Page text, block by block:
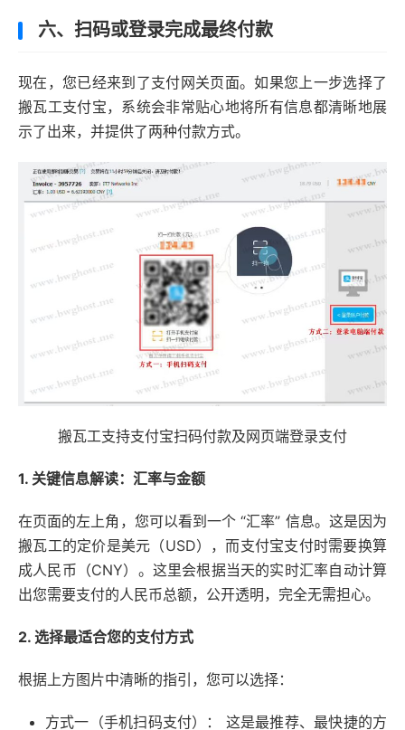
六、扫码或登录完成最终付款
现在，您已经来到了支付网关页面。如果您上一步选择了
搬瓦工支付宝，系统会非常贴心地将所有信息都清晰地展
示了出来，并提供了两种付款方式。
搬瓦工支持支付宝扫码付款及网页端登录支付
1. 关键信息解读：汇率与金额
在页面的左上角，您可以看到一个 “汇率” 信息。这是因为
搬瓦工的定价是美元（USD），而支付宝支付时需要换算
成人民币（CNY）。这里会根据当天的实时汇率自动计算
出您需要支付的人民币总额，公开透明，完全无需担心。
2. 选择最适合您的支付方式
根据上方图片中清晰的指引，您可以选择：
方式一（手机扫码支付）： 这是最推荐、最快捷的方